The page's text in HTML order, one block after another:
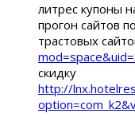
литрес купоны
прогон сайтов
трастовых
скидку
http://